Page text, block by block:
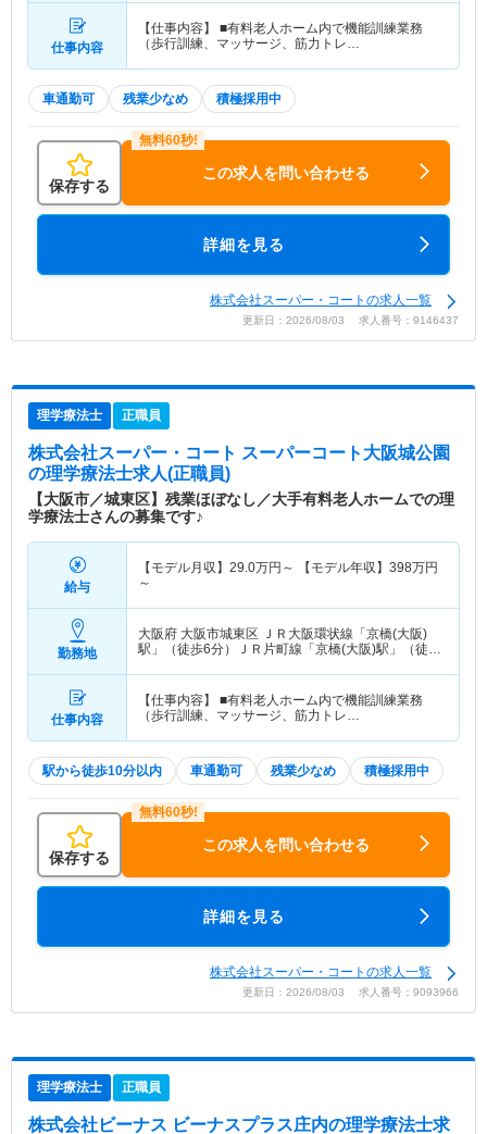
仕事内容
【仕事内容】 ■有料老人ホーム内で機能訓練業務
（歩行訓練、マッサージ、筋力トレ…
車通勤可 残業少なめ 積極採用中
保存する
この求人を問い合わせる
詳細を見る
株式会社スーパー・コートの求人一覧
更新日：2026/08/03 求人番号：9146437
理学療法士 正職員
株式会社スーパー・コート スーパーコート大阪城公園
の理学療法士求人(正職員)
【大阪市／城東区】残業ほぼなし／大手有料老人ホームでの理
学療法士さんの募集です♪
給与
【モデル月収】 29.0万円～ 【モデル年収】 398万円
～
勤務地
大阪府 大阪市城東区 ＪＲ大阪環状線「京橋(大阪)
駅」（徒歩6分）ＪＲ片町線「京橋(大阪)駅」（徒歩
仕事内容
【仕事内容】 ■有料老人ホーム内で機能訓練業務
（歩行訓練、マッサージ、筋力トレ…
駅から徒歩10分以内 車通勤可 残業少なめ 積極採用中
保存する
この求人を問い合わせる
詳細を見る
株式会社スーパー・コートの求人一覧
更新日：2026/08/03 求人番号：9093966
理学療法士 正職員
株式会社ビーナス ビーナスプラス庄内の理学療法士求